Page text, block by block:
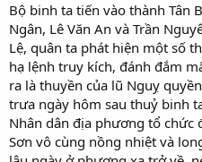
Bộ binh ta tiến vào thành Tân
Ngân, Lê Văn An và Trần
Lệ, quân ta phát hiện một số
hạ lệnh truy kích, đánh đắm
ra là thuyền của lũ Nguỵ
trưa ngày hôm sau thuỷ binh
Nhân dân địa phương tổ chức
Sơn vô cùng nồng nhiệt và